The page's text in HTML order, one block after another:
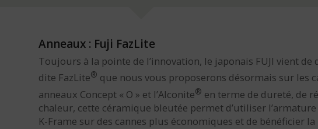
Anneaux : Fuji FazLite
Toujours à la pointe de l’innovation, le japonais FUJI vient
dite FazLite® que nous vous proposerons désormais sur les
anneaux Concept « O » et l’Alconite® en terme de dureté, de
chaleur, cette céramique bleutée permet d’utiliser
K-Frame sur des cannes plus économiques et de bénéficier